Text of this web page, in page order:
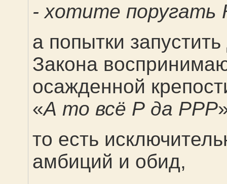
- хотите поругать
а попытки
Закона
осажденной
«А то всё Р да РРР
то есть
амбиций и обид,